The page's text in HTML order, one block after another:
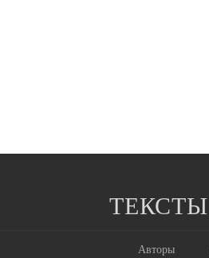
ТЕКСТЫ
Авторы